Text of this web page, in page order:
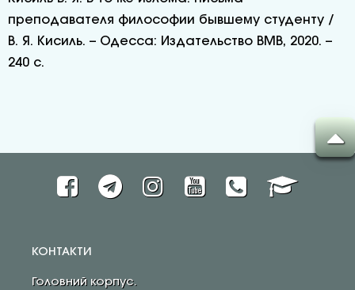
преподавателя философии бывшему студенту /
В. Я. Кисиль. – Одесса: Издательство ВМВ, 2020. –
240 с.
КОНТАКТИ
Головний корпус.